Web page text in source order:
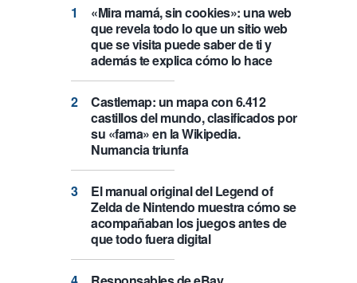
«Mira mamá, sin cookies»: una web
que revela todo lo que un sitio web
que se visita puede saber de ti y
además te explica cómo lo hace
Castlemap: un mapa con 6.412
castillos del mundo, clasificados por
su «fama» en la Wikipedia.
Numancia triunfa
El manual original del Legend of
Zelda de Nintendo muestra cómo se
acompañaban los juegos antes de
que todo fuera digital